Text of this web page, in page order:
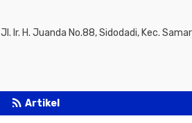
Jl. Ir. H. Juanda No.88, Sidodadi, Kec.
Artikel